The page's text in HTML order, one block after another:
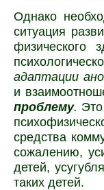
Однако
ситуация
физического
адаптации
и
про­блему.
средства
сожалению,
детей,
таких детей.